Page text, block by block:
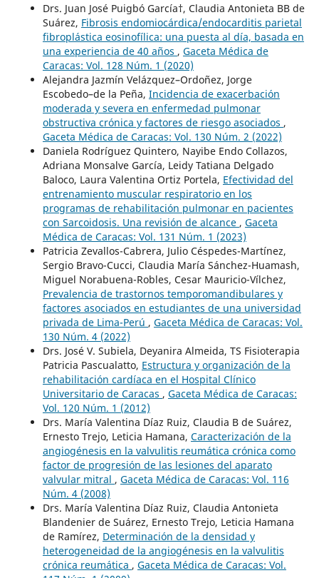
Drs. Juan José Puigbó García†, Claudia Antonieta BB de
Suárez, Fibrosis endomiocárdica/endocarditis parietal
fibroplástica eosinofílica: una puesta al día, basada en
una experiencia de 40 años , Gaceta Médica de
Caracas: Vol. 128 Núm. 1 (2020)
Alejandra Jazmín Velázquez–Ordoñez, Jorge
Escobedo–de la Peña, Incidencia de exacerbación
moderada y severa en enfermedad pulmonar
obstructiva crónica y factores de riesgo asociados ,
Gaceta Médica de Caracas: Vol. 130 Núm. 2 (2022)
Daniela Rodríguez Quintero, Nayibe Endo Collazos,
Adriana Monsalve García, Leidy Tatiana Delgado
Baloco, Laura Valentina Ortiz Portela, Efectividad del
entrenamiento muscular respiratorio en los
programas de rehabilitación pulmonar en pacientes
con Sarcoidosis. Una revisión de alcance , Gaceta
Médica de Caracas: Vol. 131 Núm. 1 (2023)
Patricia Zevallos-Cabrera, Julio Céspedes-Martínez,
Sergio Bravo-Cucci, Claudia María Sánchez-Huamash,
Miguel Norabuena-Robles, Cesar Mauricio-Vílchez,
Prevalencia de trastornos temporomandibulares y
factores asociados en estudiantes de una universidad
privada de Lima-Perú , Gaceta Médica de Caracas: Vol.
130 Núm. 4 (2022)
Drs. José V. Subiela, Deyanira Almeida, TS Fisioterapia
Patricia Pascualatto, Estructura y organización de la
rehabilitación cardíaca en el Hospital Clínico
Universitario de Caracas , Gaceta Médica de Caracas:
Vol. 120 Núm. 1 (2012)
Drs. María Valentina Díaz Ruiz, Claudia B de Suárez,
Ernesto Trejo, Leticia Hamana, Caracterización de la
angiogénesis en la valvulitis reumática crónica como
factor de progresión de las lesiones del aparato
valvular mitral , Gaceta Médica de Caracas: Vol. 116
Núm. 4 (2008)
Drs. María Valentina Díaz Ruiz, Claudia Antonieta
Blandenier de Suárez, Ernesto Trejo, Leticia Hamana
de Ramírez, Determinación de la densidad y
heterogeneidad de la angiogénesis en la valvulitis
crónica reumática , Gaceta Médica de Caracas: Vol.